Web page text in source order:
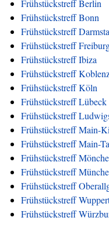
Frühstückstreff Berlin
Frühstückstreff Bonn
Frühstückstreff
Frühstückstreff
Frühstückstreff Ibiza
Frühstückstreff
Frühstückstreff Köln
Frühstückstreff Lübeck
Frühstückstreff
Frühstückstreff Main-
Frühstückstreff Main-
Frühstückstreff
Frühstückstreff
Frühstückstreff
Frühstückstreff
Frühstückstreff